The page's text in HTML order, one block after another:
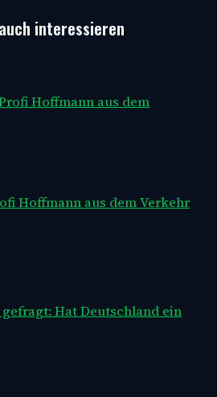
interessieren
Hoffmann aus dem Verkehr